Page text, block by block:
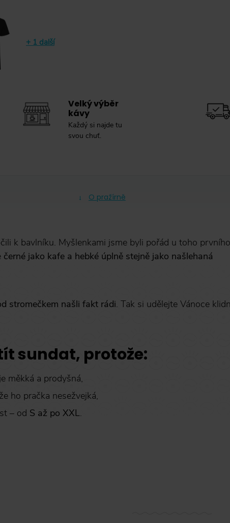
+ 1 další
Velký výběr
kávy
Každý si najde tu
svou chuť.
O pražírně
k bavlníku. Myšlenkami jsme byli pořád u toho
černé jako kafe a hebké úplně stejně jako našlehaná
stromečkem našli fakt rádi. Tak si udělejte Vánoce
sundat, protože:
měkká a prodyšná,
ho pračka nesežvejká,
– od S až po XXL.